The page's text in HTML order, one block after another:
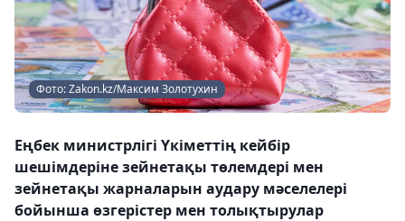
Фото: Zakon.kz/Максим Золотухин
Еңбек министрлігі Үкіметтің кейбір
шешімдеріне зейнетақы төлемдері мен
зейнетақы жарналарын аудару мәселелері
бойынша өзгерістер мен толықтырулар